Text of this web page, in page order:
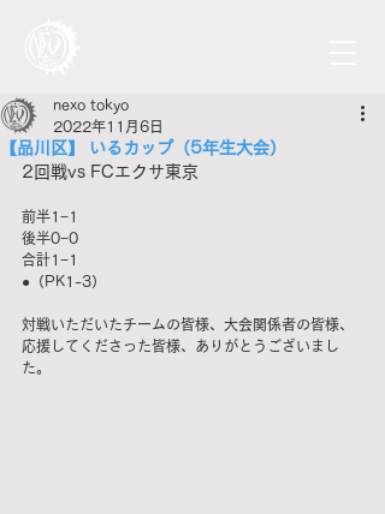
【品川区】 いるカップ（5年生大会）
nexo tokyo
2022年11月6日
2回戦vs FCエクサ東京
前半1−1
後半0−0
合計1−1
●（PK1-3）
対戦いただいたチームの皆様、大会関係者の皆様、
応援してくださった皆様、ありがとうございまし
た。